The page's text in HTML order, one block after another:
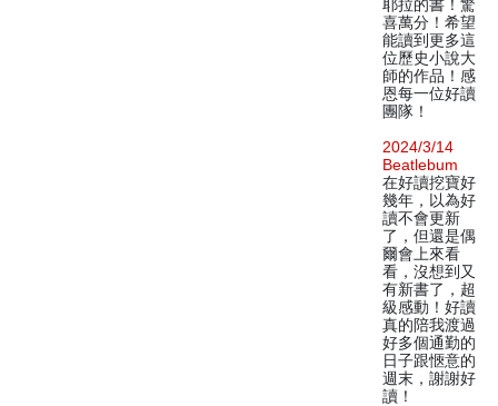
耶拉的書！驚
喜萬分！希望
能讀到更多這
位歷史小說大
師的作品！感
恩每一位好讀
團隊！
2024/3/14
Beatlebum
在好讀挖寶好
幾年，以為好
讀不會更新
了，但還是偶
爾會上來看
看，沒想到又
有新書了，超
級感動！好讀
真的陪我渡過
好多個通勤的
日子跟愜意的
週末，謝謝好
讀！